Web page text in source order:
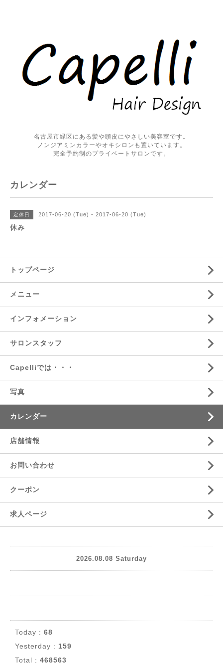
名古屋市緑区にある髪や頭皮にやさしい美容室です。
ノンジアミンカラーやオキシロンも置いています。
完全予約制のプライベートサロンです。
カレンダー
定休日 2017-06-20 (Tue) - 2017-06-20 (Tue)
休み
トップページ
メニュー
インフォメーション
サロンスタッフ
Capelliでは・・・
写真
カレンダー
店舗情報
お問い合わせ
クーポン
求人ページ
2026.08.08 Saturday
Today : 68
Yesterday : 159
Total : 468563